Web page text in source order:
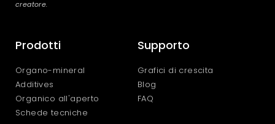
creatore.
Prodotti
Organo-mineral
Additives
Organico all'aperto
Schede tecniche
Supporto
Grafici di crescita
Blog
FAQ